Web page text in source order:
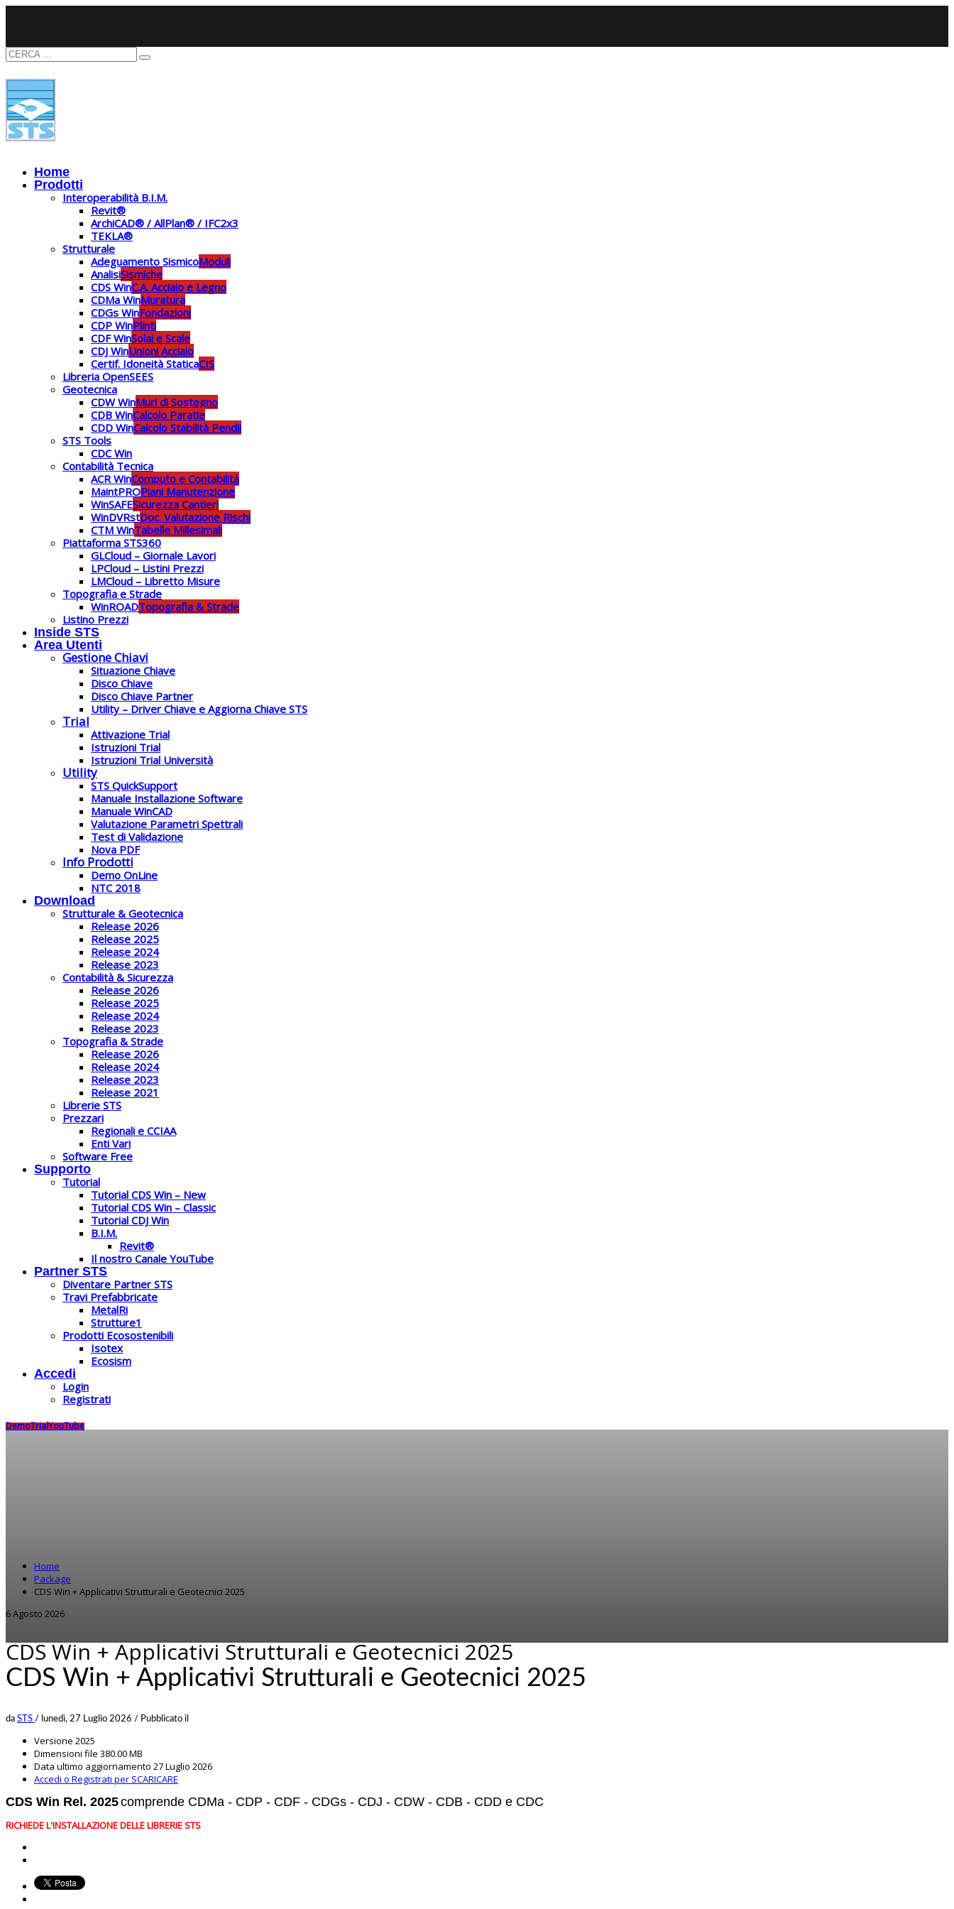
Home
Prodotti
Interoperabilità B.I.M.
Revit®
ArchiCAD® / AllPlan® / IFC2x3
TEKLA®
Strutturale
Adeguamento SismicoModuli
AnalisiSismiche
CDS WinC.A. Acciaio e Legno
CDMa WinMuratura
CDGs WinFondazioni
CDP WinPlinti
CDF WinSolai e Scale
CDJ WinUnioni Acciaio
Certif. Idoneità StaticaCIS
Libreria OpenSEES
Geotecnica
CDW WinMuri di Sostegno
CDB WinCalcolo Paratie
CDD WinCalcolo Stabilità Pendii
STS Tools
CDC Win
Contabilità Tecnica
ACR WinComputo e Contabilità
MaintPROPiani Manutenzione
WinSAFESicurezza Cantieri
WinDVRstDoc. Valutazione Rischi
CTM WinTabelle Millesimali
Piattaforma STS360
GLCloud – Giornale Lavori
LPCloud – Listini Prezzi
LMCloud – Libretto Misure
Topografia e Strade
WinROADTopografia & Strade
Listino Prezzi
Inside STS
Area Utenti
Gestione Chiavi
Situazione Chiave
Disco Chiave
Disco Chiave Partner
Utility – Driver Chiave e Aggiorna Chiave STS
Trial
Attivazione Trial
Istruzioni Trial
Istruzioni Trial Università
Utility
STS QuickSupport
Manuale Installazione Software
Manuale WinCAD
Valutazione Parametri Spettrali
Test di Validazione
Nova PDF
Info Prodotti
Demo OnLine
NTC 2018
Download
Strutturale & Geotecnica
Release 2026
Release 2025
Release 2024
Release 2023
Contabilità & Sicurezza
Release 2026
Release 2025
Release 2024
Release 2023
Topografia & Strade
Release 2026
Release 2024
Release 2023
Release 2021
Librerie STS
Prezzari
Regionali e CCIAA
Enti Vari
Software Free
Supporto
Tutorial
Tutorial CDS Win – New
Tutorial CDS Win – Classic
Tutorial CDJ Win
B.I.M.
Revit®
Il nostro Canale YouTube
Partner STS
Diventare Partner STS
Travi Prefabbricate
MetalRi
Strutture1
Prodotti Ecosostenibili
Isotex
Ecosism
Accedi
Login
Registrati
DemoTrialYouTube
Home
Package
CDS Win + Applicativi Strutturali e Geotecnici 2025
6 Agosto 2026
CDS Win + Applicativi Strutturali e Geotecnici 2025
CDS Win + Applicativi Strutturali e Geotecnici 2025
da STS / lunedì, 27 Luglio 2026 / Pubblicato il
Versione 2025
Dimensioni file 380.00 MB
Data ultimo aggiornamento 27 Luglio 2026
Accedi o Registrati per SCARICARE
CDS Win Rel. 2025comprende CDMa - CDP - CDF - CDGs - CDJ - CDW - CDB - CDD e CDC
RICHIEDE L'INSTALLAZIONE DELLE LIBRERIE STS